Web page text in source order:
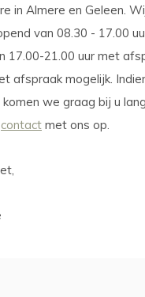
in Almere en Geleen.
van 08.30 - 17.00
17.00-21.00 uur met
afspraak mogelijk.
komen we graag bij u
contact met ons op.